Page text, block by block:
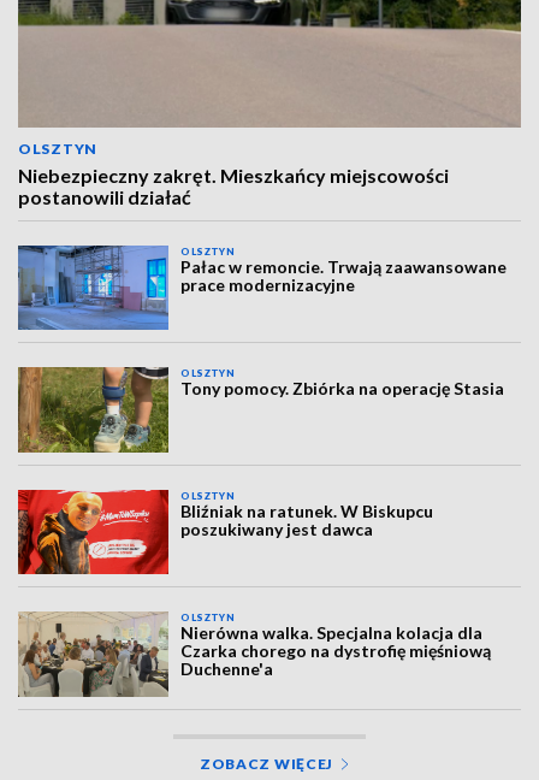
OLSZTYN
Niebezpieczny zakręt. Mieszkańcy miejscowości
postanowili działać
OLSZTYN
Pałac w remoncie. Trwają zaawansowane
prace modernizacyjne
OLSZTYN
Tony pomocy. Zbiórka na operację Stasia
OLSZTYN
Bliźniak na ratunek. W Biskupcu
poszukiwany jest dawca
OLSZTYN
Nierówna walka. Specjalna kolacja dla
Czarka chorego na dystrofię mięśniową
Duchenne'a
ZOBACZ WIĘCEJ